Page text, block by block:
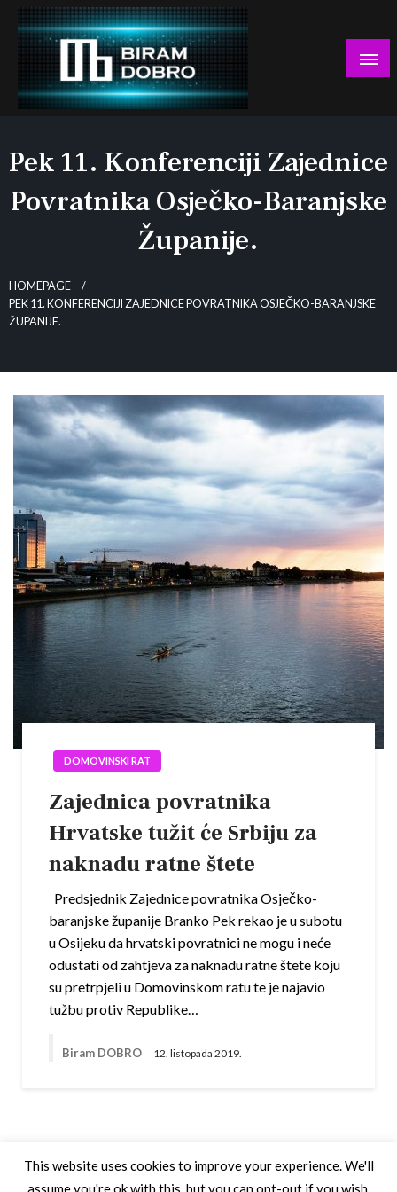
Skip
content
Pek 11. Konferenciji Zajednice
Povratnika Osječko-Baranjske
Županije.
HOMEPAGE
PEK 11. KONFERENCIJI ZAJEDNICE POVRATNIKA OSJEČKO-BARANJSKE
ŽUPANIJE.
DOMOVINSKI RAT
Zajednica povratnika
Hrvatske tužit će Srbiju za
naknadu ratne štete
Predsjednik Zajednice povratnika Osječko-
baranjske županije Branko Pek rekao je u subotu
u Osijeku da hrvatski povratnici ne mogu i neće
odustati od zahtjeva za naknadu ratne štete koju
su pretrpjeli u Domovinskom ratu te je najavio
tužbu protiv Republike…
Biram DOBRO 12. listopada 2019.
This website uses cookies to improve your experience. We'll
assume you're ok with this, but you can opt-out if you wish.